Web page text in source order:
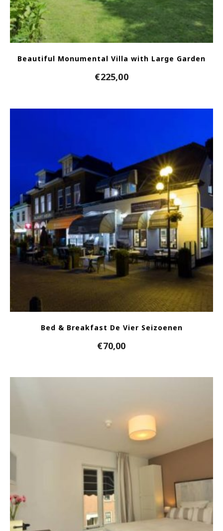
Beautiful Monumental Villa with Large Garden
€225,00
Bed & Breakfast De Vier Seizoenen
€70,00